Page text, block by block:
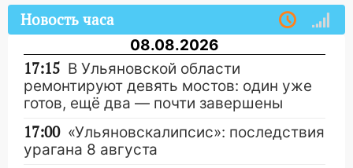
Новость часа
08.08.2026
17:15 В Ульяновской области
ремонтируют девять мостов: один уже
готов, ещё два — почти завершены
17:00 «Ульяновскалипсис»: последствия
урагана 8 августа